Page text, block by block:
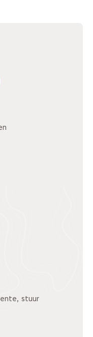
naar een andere
stuur